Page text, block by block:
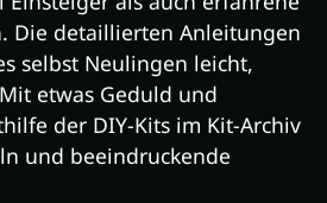
Die detaillierten Anleitungen
selbst Neulingen leicht,
etwas Geduld und
der DIY-Kits im Kit-Archiv
und beeindruckende